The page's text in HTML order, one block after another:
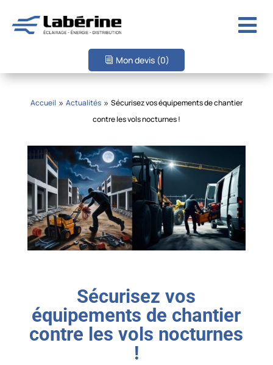

Mon devis (0)
Accueil 9 Actualités 9 Sécurisez vos équipements de chantier
contre les vols nocturnes !
Sécurisez vos
équipements de chantier
contre les vols nocturnes
!